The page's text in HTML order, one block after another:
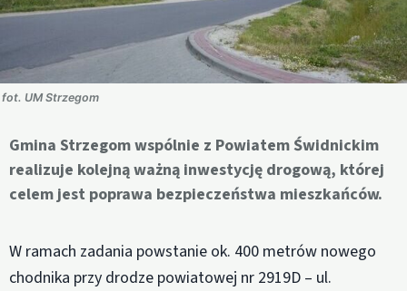
fot. UM Strzegom
Gmina Strzegom wspólnie z Powiatem Świdnickim
realizuje kolejną ważną inwestycję drogową, której
celem jest poprawa bezpieczeństwa mieszkańców.
W ramach zadania powstanie ok. 400 metrów nowego
chodnika przy drodze powiatowej nr 2919D – ul.